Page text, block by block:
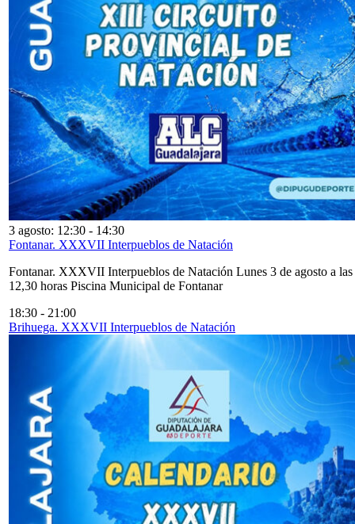
3 agosto: 12:30 - 14:30
Fontanar. XXXVII Interpueblos de Natación
Fontanar. XXXVII Interpueblos de Natación Lunes 3 de agosto a las
12,30 horas Piscina Municipal de Fontanar
18:30 - 21:00
Brihuega. XXXVII Interpueblos de Natación